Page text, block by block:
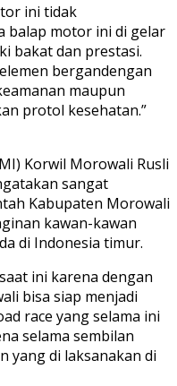
ini tidak
balap motor ini di gelar
bakat dan prestasi.
bergandengan
maupun
protol kesehatan.”
Korwil Morowali Rusli
sangat
Kabupaten Morowali
kawan-kawan
di Indonesia timur.
ini karena dengan
bisa siap menjadi
race yang selama ini
selama sembilan
yang di laksanakan di